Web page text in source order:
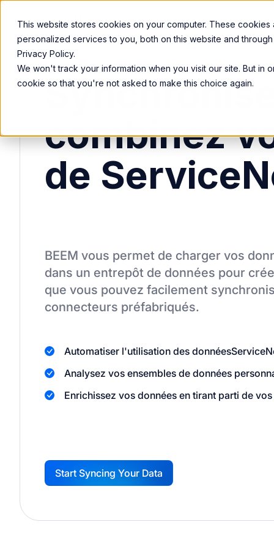
This website stores cookies on your computer. These
personalized services to you, both on this website and
Privacy Policy.
We won't track your information when you visit our site. But
cookie so that you're not asked to make this choice again.
Nos Services Services Solutions
combinez
de
BEEM vous permet de charger vos
dans un entrepôt de données pour
que vous pouvez facilement
connecteurs préfabriqués.
Automatiser l'utilisation des données
Analysez vos ensembles de données
Enrichissez vos données en tirant parti de
G
Start Syncing Your Data